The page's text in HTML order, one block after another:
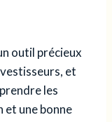
outil précieux
et
les
et une bonne